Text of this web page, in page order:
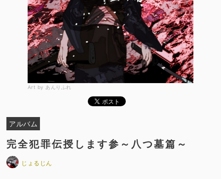
Art by あんりふれ
アルバム
完全犯罪伝授します参～八つ墓篇～
じょるじん